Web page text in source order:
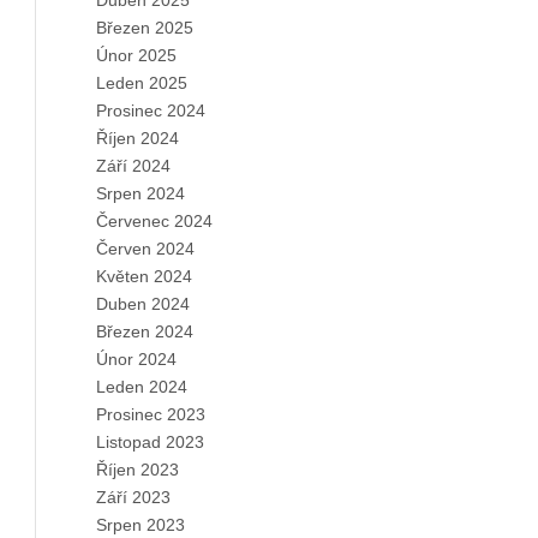
Březen 2025
Únor 2025
Leden 2025
Prosinec 2024
Říjen 2024
Září 2024
Srpen 2024
Červenec 2024
Červen 2024
Květen 2024
Duben 2024
Březen 2024
Únor 2024
Leden 2024
Prosinec 2023
Listopad 2023
Říjen 2023
Září 2023
Srpen 2023